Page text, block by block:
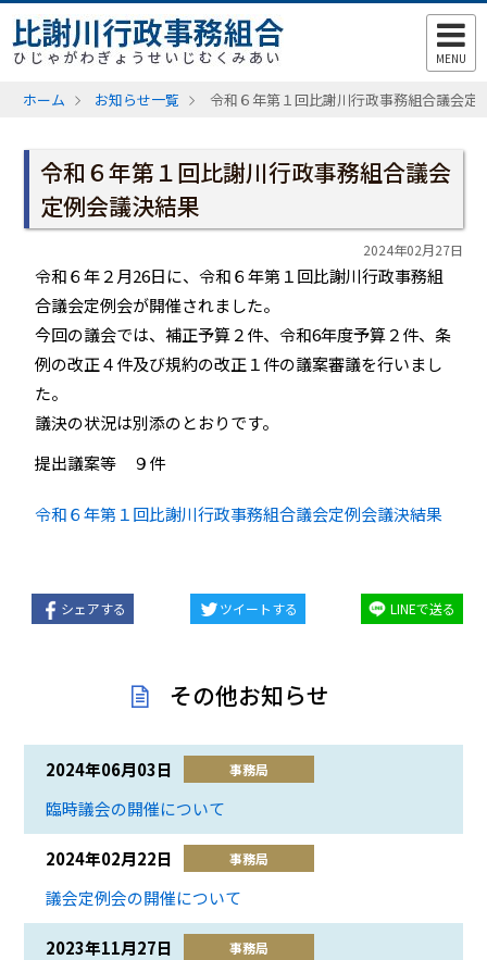
MENU
ホーム お知らせ一覧 令和６年第１回比謝川行政事務組合議会定
令和６年第１回比謝川行政事務組合議会
定例会議決結果
2024年02月27日
令和６年２月26日に、令和６年第１回比謝川行政事務組
合議会定例会が開催されました。
今回の議会では、補正予算２件、令和6年度予算２件、条
例の改正４件及び規約の改正１件の議案審議を行いまし
た。
議決の状況は別添のとおりです。
提出議案等 ９件
令和６年第１回比謝川行政事務組合議会定例会議決結果
シェアする ツイートする LINEで送る
その他お知らせ
2024年06月03日 事務局
臨時議会の開催について
2024年02月22日 事務局
議会定例会の開催について
2023年11月27日 事務局